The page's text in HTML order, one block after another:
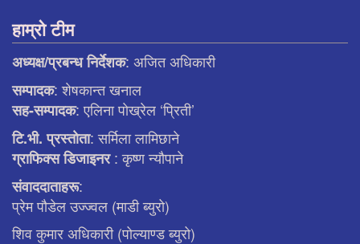
हाम्रो टीम
अध्यक्ष/प्रबन्ध निर्देशक: अजित अधिकारी
सम्पादक: शेषकान्त खनाल
सह-सम्पादक: एलिना पाेख्रेल ‘प्रिती’
टि.भी. प्रस्ताेता: सर्मिला लामिछाने
ग्राफिक्स डिजाइनर: कृष्ण न्याैपाने
संवाददाताहरू:
प्रेम पौडेल उज्ज्वल (माडी ब्युरो)
शिव कुमार अधिकारी (पोल्याण्ड ब्युरो)